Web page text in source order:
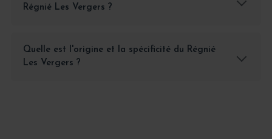
Régnié Les Vergers ?
Quelle est l'origine et la spécificité du Régnié
Les Vergers ?